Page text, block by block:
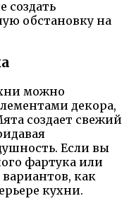
создать
обстановку на
можно
декора,
создает свежий
Если вы
фартука или
как
кухни.